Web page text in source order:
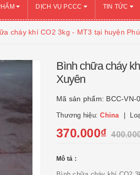
DỊCH VỤ PCCC TIN TỨC
cháy khí CO2 3kg - MT3 tại huyện
Bình chữa cháy
Xuyên
Mã sản phẩm: BCC-VN-
Thương hiệu:China
370.000₫
Mô tả :